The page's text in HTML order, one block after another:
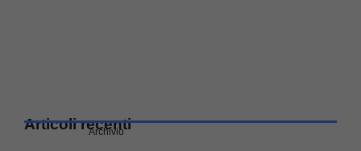
Articoli recenti
Archivio